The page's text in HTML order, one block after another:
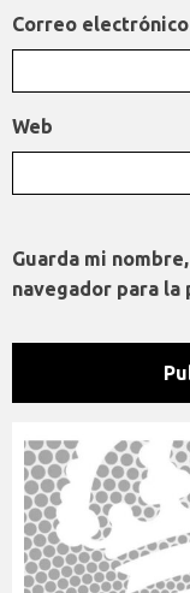
Correo electrónico
Web
Guarda mi
navegador para la